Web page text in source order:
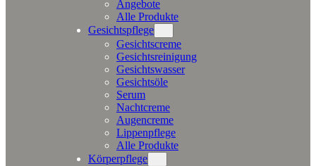
Angebote
Alle Produkte
Gesichtspflege
Gesichtscreme
Gesichtsreinigung
Gesichtswasser
Gesichtsöle
Serum
Nachtcreme
Augencreme
Lippenpflege
Alle Produkte
Körperpflege